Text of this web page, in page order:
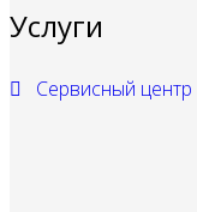
Услуги
Сервисный центр